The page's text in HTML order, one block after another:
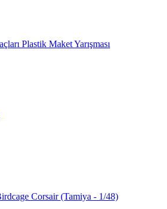
Plastik Maket Yarışması
Corsair (Tamiya - 1/48)